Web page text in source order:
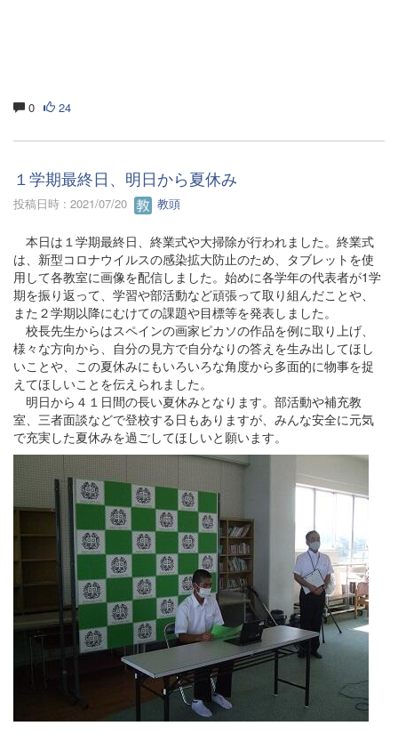
0 24
１学期最終日、明日から夏休み
投稿日時 : 2021/07/20 教頭
本日は１学期最終日、終業式や大掃除が行われました。終業式
は、新型コロナウイルスの感染拡大防止のため、タブレットを使
用して各教室に画像を配信しました。始めに各学年の代表者が1学
期を振り返って、学習や部活動など頑張って取り組んだことや、
また２学期以降にむけての課題や目標等を発表しました。
校長先生からはスペインの画家ピカソの作品を例に取り上げ、
様々な方向から、自分の見方で自分なりの答えを生み出してほし
いことや、この夏休みにもいろいろな角度から多面的に物事を捉
えてほしいことを伝えられました。
明日から４１日間の長い夏休みとなります。部活動や補充教
室、三者面談などで登校する日もありますが、みんな安全に元気
で充実した夏休みを過ごしてほしいと願います。